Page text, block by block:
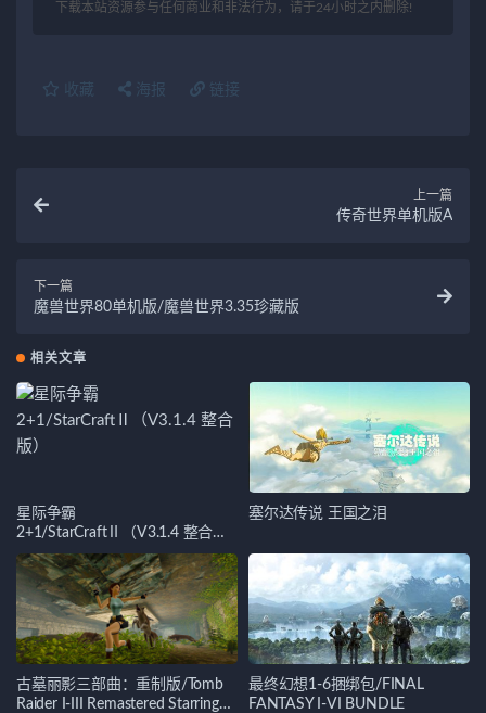
下载本站资源参与任何商业和非法行为，请于24小时之内删除!
收藏 海报 链接
上一篇
传奇世界单机版A
下一篇
魔兽世界80单机版/魔兽世界3.35珍藏版
相关文章
星际争霸
2+1/StarCraftⅡ（V3.1.4 整合
版）
塞尔达传说 王国之泪
古墓丽影三部曲：重制版/Tomb
Raider I-III Remastered Starring
最终幻想1-6捆绑包/FINAL
FANTASY I-VI BUNDLE